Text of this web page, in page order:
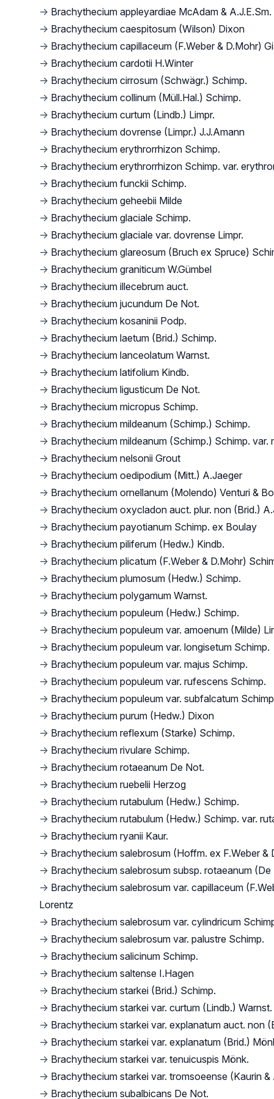
→ Brachythecium appleyardiae McAdam & A.J.E.Sm.
→ Brachythecium caespitosum (Wilson) Dixon
→ Brachythecium capillaceum (F.Weber & D.Mohr)
→ Brachythecium cardotii H.Winter
→ Brachythecium cirrosum (Schwägr.) Schimp.
→ Brachythecium collinum (Müll.Hal.) Schimp.
→ Brachythecium curtum (Lindb.) Limpr.
→ Brachythecium dovrense (Limpr.) J.J.Amann
→ Brachythecium erythrorrhizon Schimp.
→ Brachythecium erythrorrhizon Schimp. var.
→ Brachythecium funckii Schimp.
→ Brachythecium geheebii Milde
→ Brachythecium glaciale Schimp.
→ Brachythecium glaciale var. dovrense Limpr.
→ Brachythecium glareosum (Bruch ex Spruce)
→ Brachythecium graniticum W.Gümbel
→ Brachythecium illecebrum auct.
→ Brachythecium jucundum De Not.
→ Brachythecium kosaninii Podp.
→ Brachythecium laetum (Brid.) Schimp.
→ Brachythecium lanceolatum Warnst.
→ Brachythecium latifolium Kindb.
→ Brachythecium ligusticum De Not.
→ Brachythecium micropus Schimp.
→ Brachythecium mildeanum (Schimp.) Schimp.
→ Brachythecium mildeanum (Schimp.) Schimp. var.
→ Brachythecium nelsonii Grout
→ Brachythecium oedipodium (Mitt.) A.Jaeger
→ Brachythecium ornellanum (Molendo) Venturi &
→ Brachythecium oxycladon auct. plur. non (Brid.)
→ Brachythecium payotianum Schimp. ex Boulay
→ Brachythecium piliferum (Hedw.) Kindb.
→ Brachythecium plicatum (F.Weber & D.Mohr)
→ Brachythecium plumosum (Hedw.) Schimp.
→ Brachythecium polygamum Warnst.
→ Brachythecium populeum (Hedw.) Schimp.
→ Brachythecium populeum var. amoenum (Milde)
→ Brachythecium populeum var. longisetum Schimp.
→ Brachythecium populeum var. majus Schimp.
→ Brachythecium populeum var. rufescens Schimp.
→ Brachythecium populeum var. subfalcatum
→ Brachythecium purum (Hedw.) Dixon
→ Brachythecium reflexum (Starke) Schimp.
→ Brachythecium rivulare Schimp.
→ Brachythecium rotaeanum De Not.
→ Brachythecium ruebelii Herzog
→ Brachythecium rutabulum (Hedw.) Schimp.
→ Brachythecium rutabulum (Hedw.) Schimp. var.
→ Brachythecium ryanii Kaur.
→ Brachythecium salebrosum (Hoffm. ex F.Weber &
→ Brachythecium salebrosum subsp. rotaeanum
→ Brachythecium salebrosum var. capillaceum
Lorentz
→ Brachythecium salebrosum var. cylindricum
→ Brachythecium salebrosum var. palustre Schimp.
→ Brachythecium salicinum Schimp.
→ Brachythecium saltense I.Hagen
→ Brachythecium starkei (Brid.) Schimp.
→ Brachythecium starkei var. curtum (Lindb.) Warnst.
→ Brachythecium starkei var. explanatum auct. non
→ Brachythecium starkei var. explanatum (Brid.)
→ Brachythecium starkei var. tenuicuspis Mönk.
→ Brachythecium starkei var. tromsoeense (Kaurin
→ Brachythecium subalbicans De Not.